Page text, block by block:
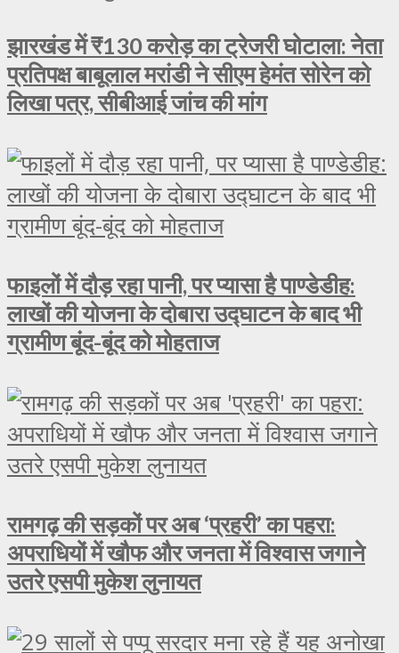
झारखंड में ₹130 करोड़ का ट्रेजरी घोटाला: नेता
प्रतिपक्ष बाबूलाल मरांडी ने सीएम हेमंत सोरेन को
लिखा पत्र, सीबीआई जांच की मांग
फाइलों में दौड़ रहा पानी, पर प्यासा है पाण्डेडीह:
लाखों की योजना के दोबारा उद्घाटन के बाद भी
ग्रामीण बूंद-बूंद को मोहताज
रामगढ़ की सड़कों पर अब ‘प्रहरी’ का पहरा:
अपराधियों में खौफ और जनता में विश्वास जगाने
उतरे एसपी मुकेश लुनायत